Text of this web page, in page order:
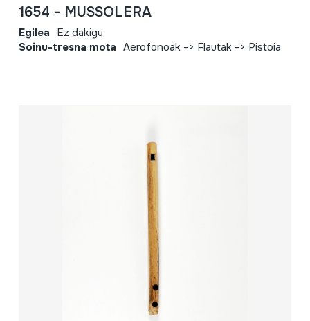
1654 - MUSSOLERA
Egilea Ez dakigu.
Soinu-tresna mota Aerofonoak -> Flautak -> Pistoia